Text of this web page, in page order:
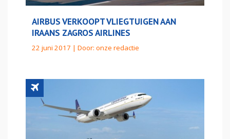
AIRBUS VERKOOPT VLIEGTUIGEN AAN
IRAANS ZAGROS AIRLINES
22 juni 2017 | Door: onze redactie